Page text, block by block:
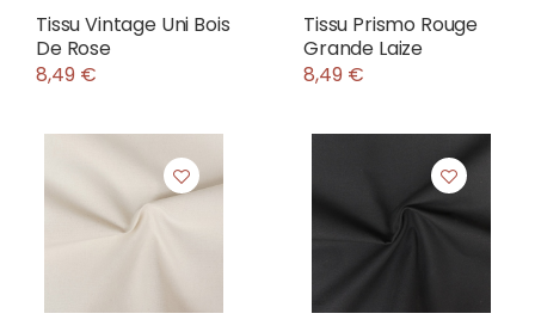
Tissu Vintage Uni Bois
De Rose
8,49 €
Tissu Prismo Rouge
Grande Laize
8,49 €